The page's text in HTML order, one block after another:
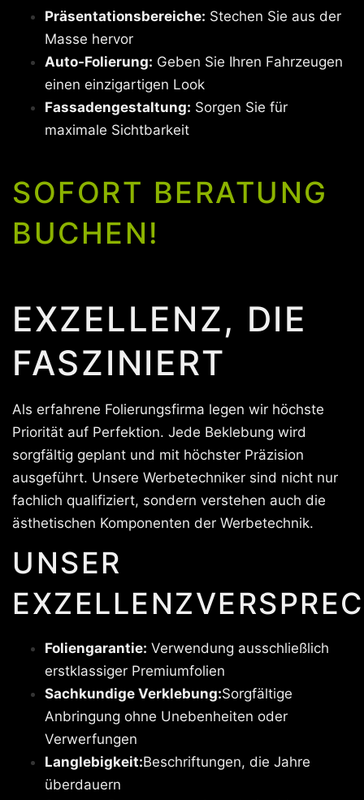
Präsentationsbereiche: Stechen Sie aus der
Masse hervor
Auto-Folierung: Geben Sie Ihren Fahrzeugen
einen einzigartigen Look
Fassadengestaltung: Sorgen Sie für
maximale Sichtbarkeit
SOFORT BERATUNG
BUCHEN!
EXZELLENZ, DIE
FASZINIERT
Als erfahrene Folierungsfirma legen wir höchste
Priorität auf Perfektion. Jede Beklebung wird
sorgfältig geplant und mit höchster Präzision
ausgeführt. Unsere Werbetechniker sind nicht nur
fachlich qualifiziert, sondern verstehen auch die
ästhetischen Komponenten der Werbetechnik.
UNSER
Foliengarantie: Verwendung ausschließlich
erstklassiger Premiumfolien
Sachkundige Verklebung:Sorgfältige
Anbringung ohne Unebenheiten oder
Verwerfungen
Langlebigkeit:Beschriftungen, die Jahre
überdauern